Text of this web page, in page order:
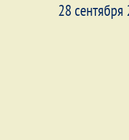
28 сентября